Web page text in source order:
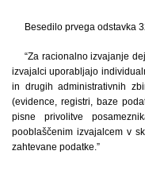
Besedilo prvega odstavka
“Za racionalno izvajanje
izvajalci uporabljajo
in drugih administrativnih
(evidence, registri, baze
pisne privolitve
pooblaščenim izvajalcem v
zahtevane podatke.”